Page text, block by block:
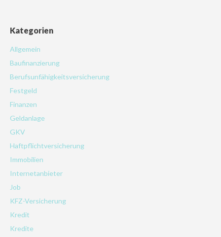
Kategorien
Allgemein
Baufinanzierung
Berufsunfähigkeitsversicherung
Festgeld
Finanzen
Geldanlage
GKV
Haftpflichtversicherung
Immobilien
Internetanbieter
Job
KFZ-Versicherung
Kredit
Kredite